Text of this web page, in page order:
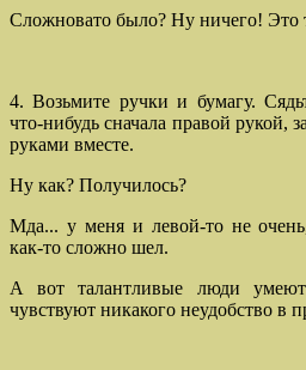
Сложновато было? Ну ничего! Это
4. Возьмите ручки и бумагу.
что-нибудь сначала правой рукой,
руками вместе.
Ну как? Получилось?
Мда... у меня и левой-то не
как-то сложно шел.
А вот талантливые люди
чувствуют никакого неудобство в